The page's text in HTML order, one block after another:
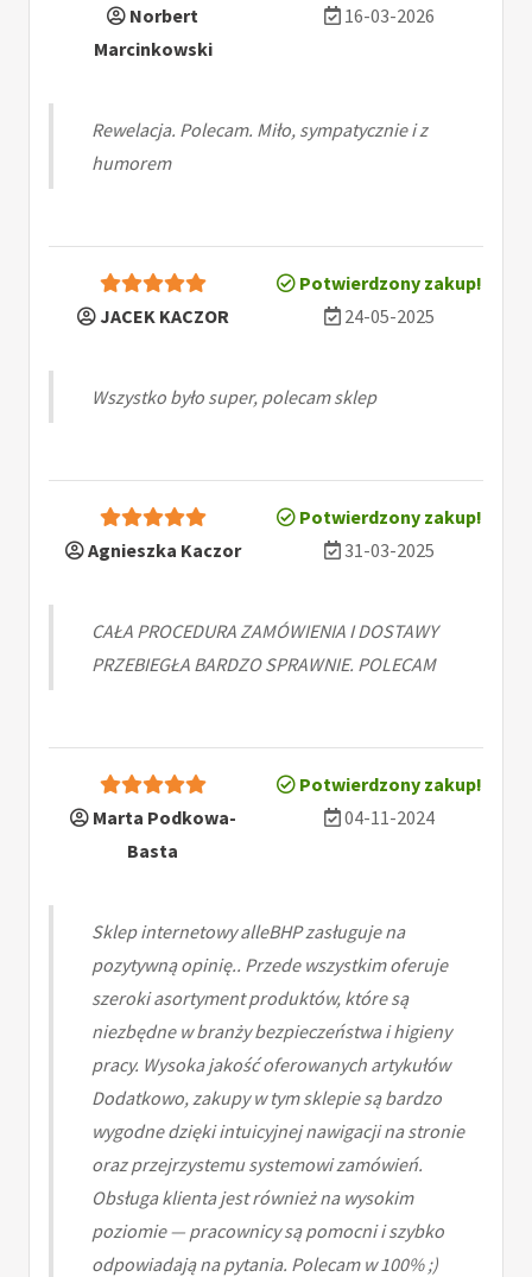
Norbert
Marcinkowski
16-03-2026
Rewelacja. Polecam. Miło, sympatycznie i z
humorem
Potwierdzony zakup!
JACEK KACZOR
24-05-2025
Wszystko było super, polecam sklep
Potwierdzony zakup!
Agnieszka Kaczor
31-03-2025
CAŁA PROCEDURA ZAMÓWIENIA I DOSTAWY
PRZEBIEGŁA BARDZO SPRAWNIE. POLECAM
Potwierdzony zakup!
Marta Podkowa-
Basta
04-11-2024
Sklep internetowy alleBHP zasługuje na
pozytywną opinię.. Przede wszystkim oferuje
szeroki asortyment produktów, które są
niezbędne w branży bezpieczeństwa i higieny
pracy. Wysoka jakość oferowanych artykułów
Dodatkowo, zakupy w tym sklepie są bardzo
wygodne dzięki intuicyjnej nawigacji na stronie
oraz przejrzystemu systemowi zamówień.
Obsługa klienta jest również na wysokim
poziomie — pracownicy są pomocni i szybko
odpowiadają na pytania. Polecam w 100% ;)